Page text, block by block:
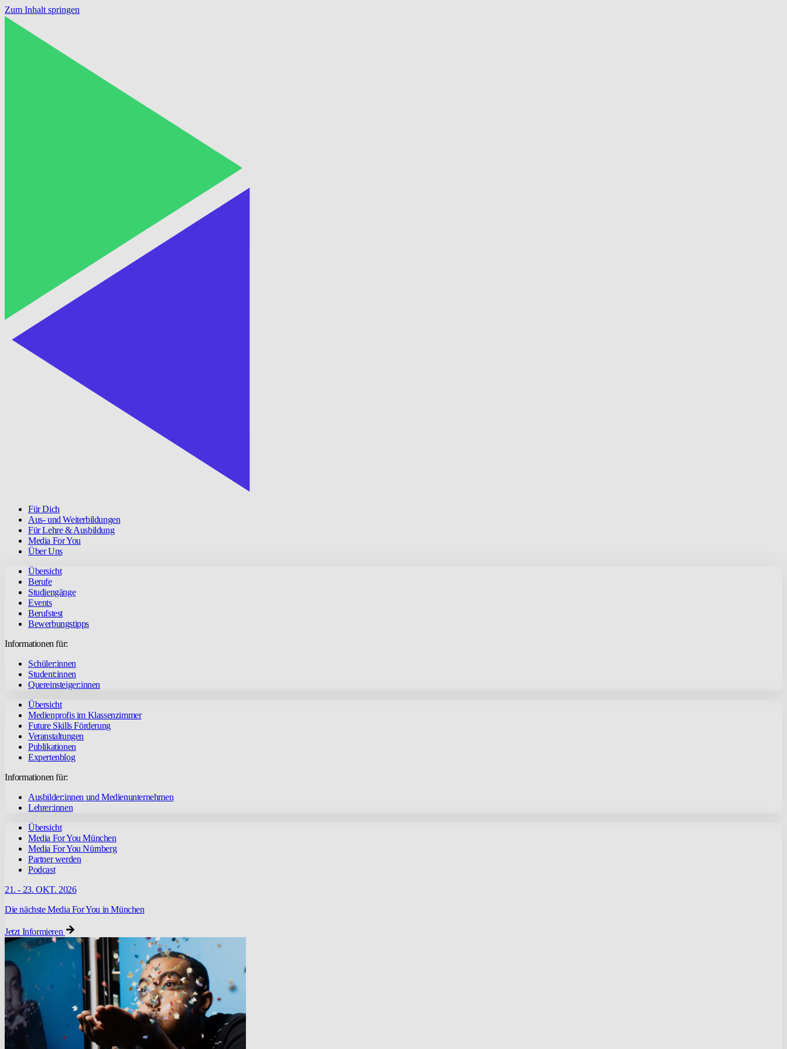
Zum Inhalt springen
Für Dich
Aus- und Weiterbildungen
Für Lehre & Ausbildung
Media For You
Über Uns
Übersicht
Berufe
Studiengänge
Events
Berufstest
Bewerbungstipps
Informationen für:
Schüler:innen
Student:innen
Quereinsteiger:innen
Übersicht
Medienprofis im Klassenzimmer
Future Skills Förderung
Veranstaltungen
Publikationen
Expertenblog
Informationen für:
Ausbilder:innen und Medienunternehmen
Lehrer:innen
Übersicht
Media For You München
Media For You Nürnberg
Partner werden
Podcast
21. - 23. OKT. 2026
Die nächste Media For You in München
Jetzt Informieren